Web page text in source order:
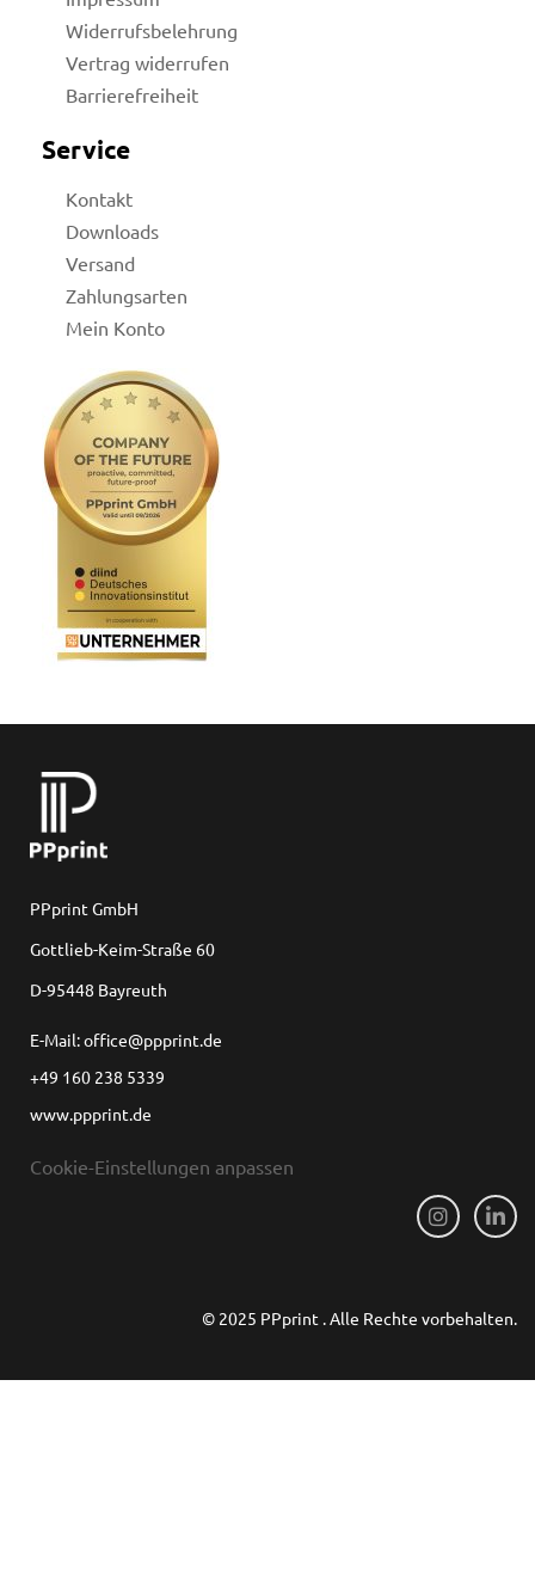
Widerrufsbelehrung
Vertrag widerrufen
Barrierefreiheit
Service
Kontakt
Downloads
Versand
Zahlungsarten
Mein Konto
PPprint GmbH
Gottlieb-Keim-Straße 60
D-95448 Bayreuth
E-Mail: office@ppprint.de
+49 160 238 5339
www.ppprint.de
Cookie-Einstellungen anpassen
© 2025 PPprint . Alle Rechte vorbehalten.